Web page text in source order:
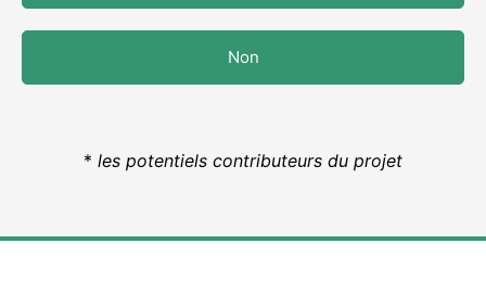
Non
* les potentiels contributeurs du projet